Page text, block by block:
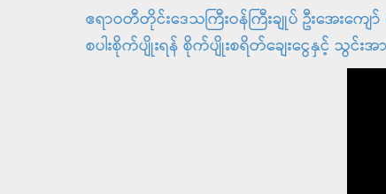
ဧရာဝတီတိုင်းဒေသကြီးဝန်ကြီးချုပ် ဦးအေးက
စပါးစိုက်ပျိုးရန် စိုက်ပျိုးစရိတ်ချေးငွေနှင့် သွင်